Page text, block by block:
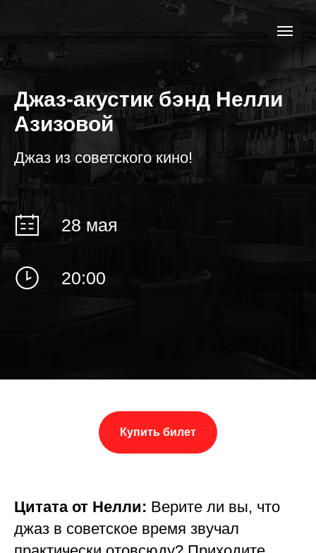
Джаз-акустик бэнд Нелли
Азизовой
Джаз из советского кино!
28 мая
20:00
Купить билет
Цитата от Нелли: Верите ли вы, что
джаз в советское время звучал